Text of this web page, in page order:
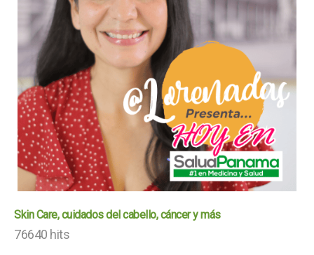
Skin Care, cuidados del cabello, cáncer y más
76640 hits